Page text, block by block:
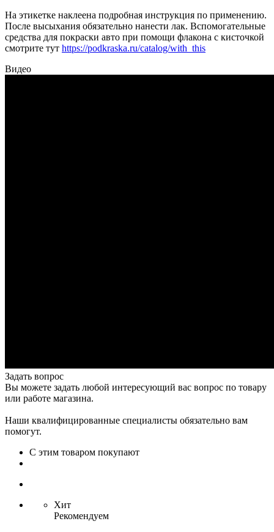
На этикетке наклеена подробная инструкция по применению.
После высыхания обязательно нанести лак. Вспомогательные
средства для покраски авто при помощи флакона с кисточкой
смотрите тут https://podkraska.ru/catalog/with_this
Видео
Задать вопрос
Вы можете задать любой интересующий вас вопрос по товару
или работе магазина.
Наши квалифицированные специалисты обязательно вам
помогут.
С этим товаром покупают
Хит
Рекомендуем